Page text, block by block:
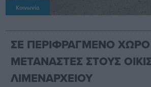
Κοινωνία
ΣΕ ΠΕΡΙΦΡΑΓΜΕΝΟ
ΜΕΤΑΝΑΣΤΕΣ ΣΤΟΥΣ
ΛΙΜΕΝΑΡΧΕΙΟΥ